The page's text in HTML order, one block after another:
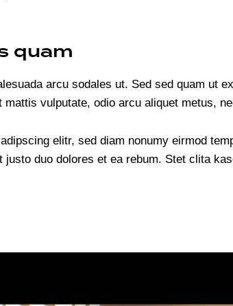
quam
arcu sodales ut. Sed sed quam ut
vulputate, odio arcu aliquet metus,
elitr, sed diam nonumy eirmod
duo dolores et ea rebum. Stet clita